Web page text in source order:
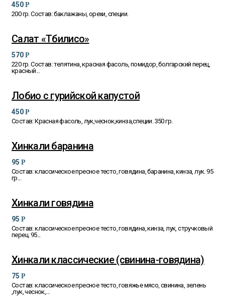
450 Р
200 гр. Состав: баклажаны, орехи, специи.
Салат «Тбилисо»
570 Р
220 гр. Состав: телятина, красная фасоль, помидор, болгарский перец,
красный...
Лобио с гурийской капустой
450 Р
Состав: Красная фасоль, лук,чеснок,кинза,специи. 350 гр.
Хинкали баранина
95 Р
Состав: классическое пресное тесто, говядина, баранина, кинза, лук. 95
гр...
Хинкали говядина
95 Р
Состав: классическое пресное тесто, говядина, кинза, лук, стручковый
перец. 95...
Хинкали классические (свинина-говядина)
75 Р
Состав: классическое пресное тесто, говяжье мясо, свинина, зелень
,лук, чеснок,...